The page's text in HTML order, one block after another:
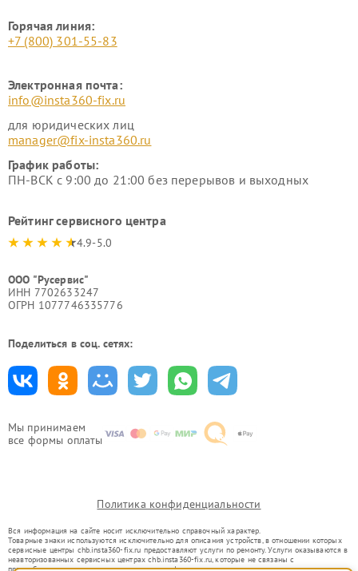
Мы принимаем
все формы оплаты
Горячая линия:
+7 (800) 301-55-83
Электронная почта:
info@insta360-fix.ru
для юридических лиц
manager@fix-insta360.ru
График работы:
ПН-ВСК с 9:00 до 21:00 без перерывов и выходных
Рейтинг сервисного центра
4.9-5.0
ООО "Русервис"
ИНН 7702633247
ОГРН 1077746335776
Поделиться в соц. сетях:
Политика конфиденциальности
Вся информация на сайте носит исключительно справочный характер.
Товарные знаки используются исключительно для описания устройств, в отношении которых
сервисные центры chb.insta360-fix.ru предоставляют услуги по ремонту. Услуги оказываются в
неавторизованных сервисных центрах chb.insta360-fix.ru, которые не связаны с
правообладателями товарных знаков или их официальными представителями.